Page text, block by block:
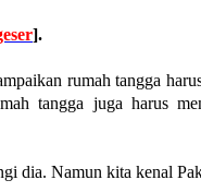
].
rumah tangga
tangga juga harus
dia. Namun kita kenal